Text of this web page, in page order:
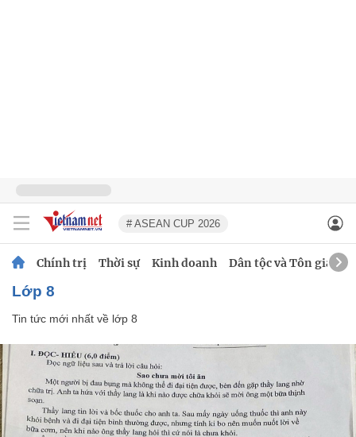
# ASEAN CUP 2026
Chính trị Thời sự Kinh doanh Dân tộc và Tôn giáo
lớp 8
Tin tức mới nhất về lớp 8